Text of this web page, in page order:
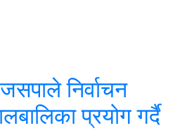
निर्वाचन
प्रयोग गर्दै